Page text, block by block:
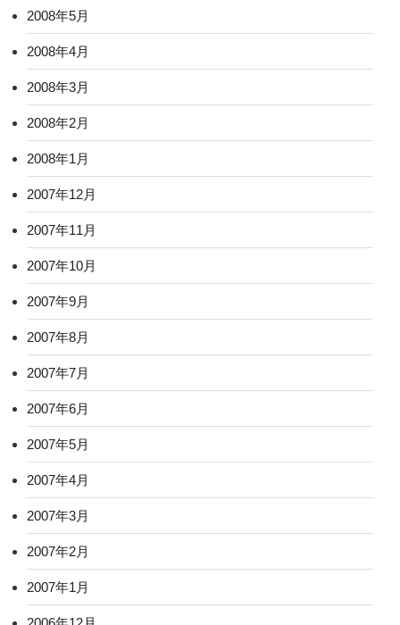
2008年5月
2008年4月
2008年3月
2008年2月
2008年1月
2007年12月
2007年11月
2007年10月
2007年9月
2007年8月
2007年7月
2007年6月
2007年5月
2007年4月
2007年3月
2007年2月
2007年1月